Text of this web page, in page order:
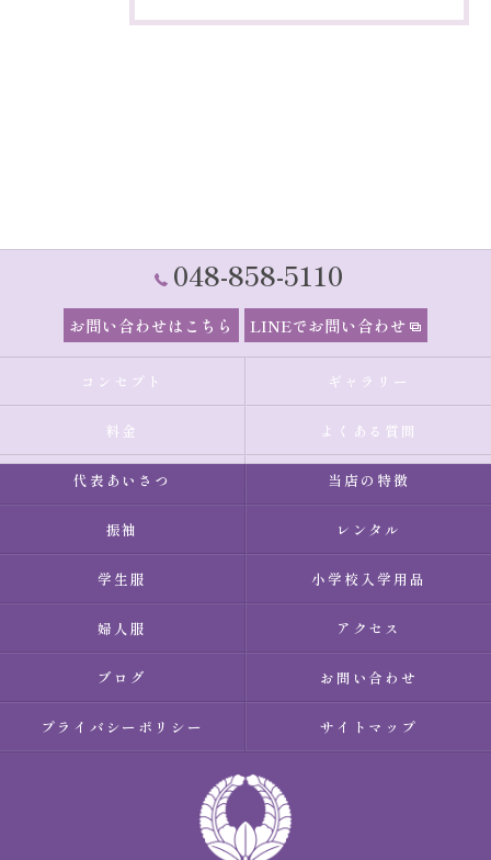
048-858-5110
お問い合わせはこちら LINEでお問い合わせ
コンセプト ギャラリー
料金 よくある質問
代表あいさつ 当店の特徴
振袖 レンタル
学生服 小学校入学用品
婦人服 アクセス
ブログ お問い合わせ
プライバシーポリシー サイトマップ